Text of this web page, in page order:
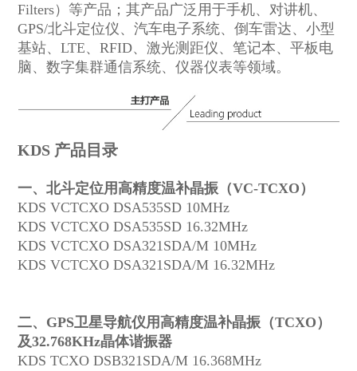
Filters）等产品；其产品广泛用于手机、对讲机、
GPS/北斗定位仪、汽车电子系统、倒车雷达、小型
基站、LTE、RFID、激光测距仪、笔记本、平板电
脑、数字集群通信系统、仪器仪表等领域。
KDS 产品目录
一、北斗定位用高精度温补晶振（VC-TCXO）
KDS VCTCXO DSA535SD 10MHz
KDS VCTCXO DSA535SD 16.32MHz
KDS VCTCXO DSA321SDA/M 10MHz
KDS VCTCXO DSA321SDA/M 16.32MHz
二、GPS卫星导航仪用高精度温补晶振（TCXO）
及32.768KHz晶体谐振器
KDS TCXO DSB321SDA/M 16.368MHz